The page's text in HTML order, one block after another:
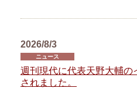
2026/8/3
ニュース
週刊現代に代表天野大輔の
されました。